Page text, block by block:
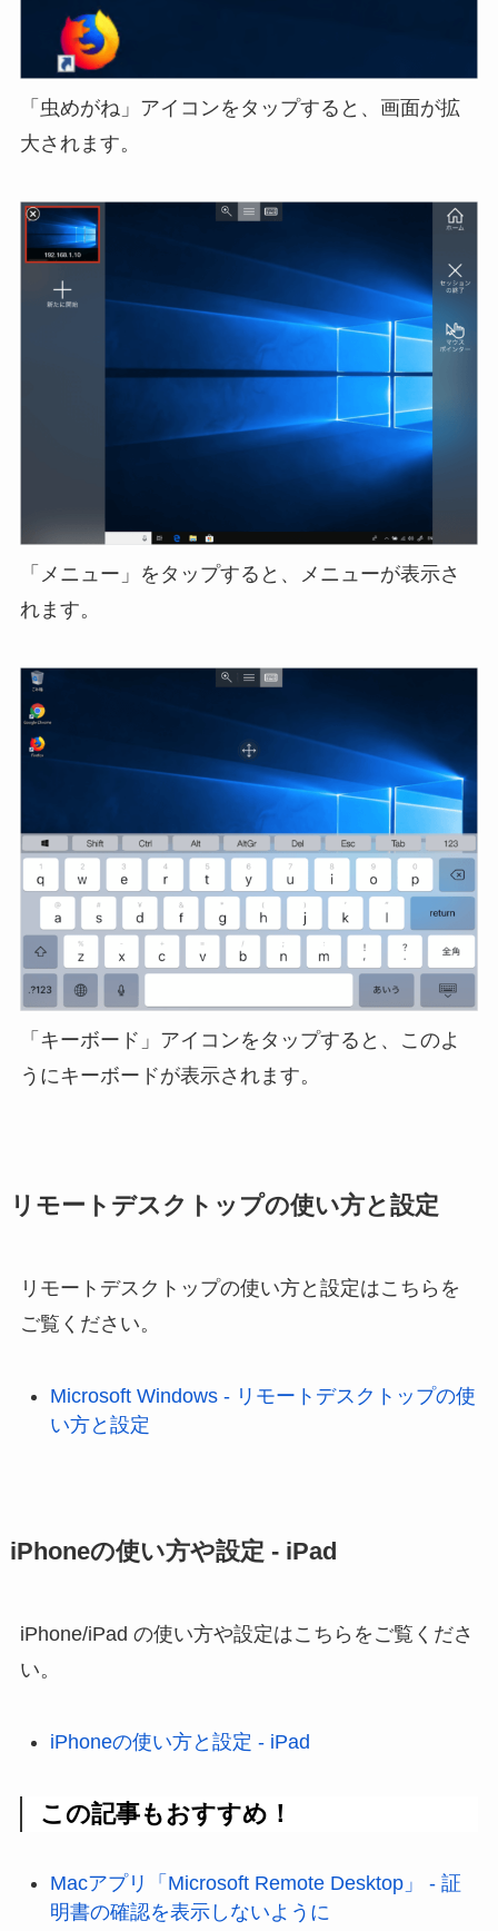
「虫めがね」アイコンをタップすると、画面が拡
大されます。
「メニュー」をタップすると、メニューが表示さ
れます。
「キーボード」アイコンをタップすると、このよ
うにキーボードが表示されます。
リモートデスクトップの使い方と設定
リモートデスクトップの使い方と設定はこちらを
ご覧ください。
Microsoft Windows - リモートデスクトップの使
い方と設定
iPhoneの使い方や設定 - iPad
iPhone/iPad の使い方や設定はこちらをご覧くださ
い。
iPhoneの使い方と設定 - iPad
この記事もおすすめ！
Macアプリ「Microsoft Remote Desktop」 - 証
明書の確認を表示しないように